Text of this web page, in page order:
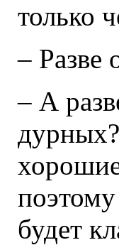
только
– Разве
– А
поэтому
будет